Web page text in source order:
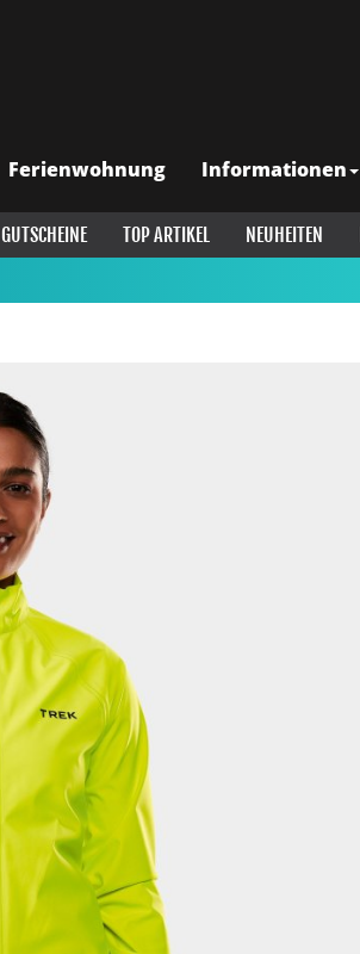
Ferienwohnung Informationen
GUTSCHEINE TOP ARTIKEL NEUHEITEN